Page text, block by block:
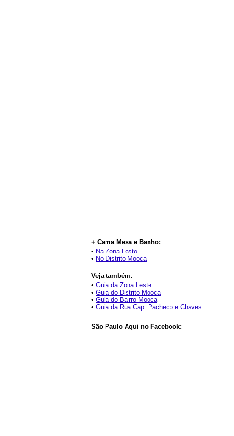
+ Cama Mesa e Banho:
• Na Zona Leste
• No Distrito Mooca
Veja também:
• Guia da Zona Leste
• Guia do Distrito Mooca
• Guia do Bairro Mooca
• Guia da Rua Cap. Pacheco e Chaves
São Paulo Aqui no Facebook: